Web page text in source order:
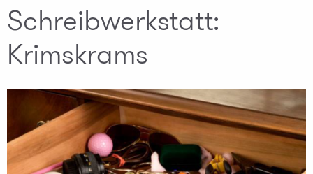
Schreibwerkstatt:
Krimskrams